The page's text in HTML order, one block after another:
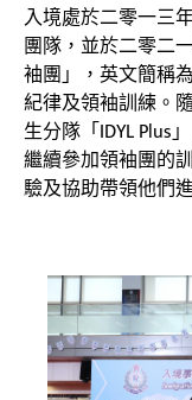
入境處於二零一三
團隊，並於二零二
袖團」，英文簡稱
紀律及領袖訓練。
生分隊「IDYL Plus
繼續參加領袖團的
驗及協助帶領他們